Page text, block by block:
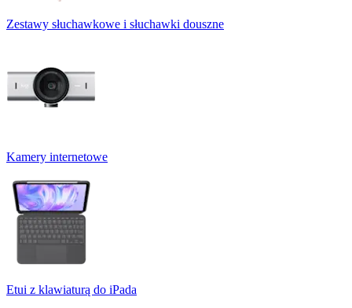
Zestawy słuchawkowe i słuchawki douszne
Kamery internetowe
Etui z klawiaturą do iPada